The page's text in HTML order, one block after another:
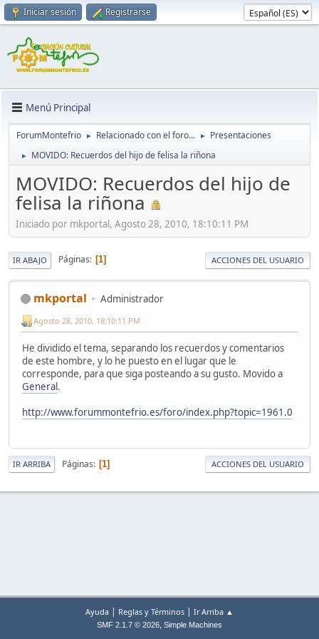
Iniciar sesión Registrarse
Menú Principal
ForumMontefrio ► Relacionado con el foro... ► Presentaciones
► MOVIDO: Recuerdos del hijo de felisa la riñona
MOVIDO: Recuerdos del hijo de
felisa la riñona
Iniciado por mkportal, Agosto 28, 2010, 18:10:11 PM
IR ABAJO Páginas 1 ACCIONES DEL USUARIO
mkportal Administrador
Agosto 28, 2010, 18:10:11 PM
He dividido el tema, separando los recuerdos y comentarios
de este hombre, y lo he puesto en el lugar que le
corresponde, para que siga posteando a su gusto. Movido a
General.
http://www.forummontefrio.es/foro/index.php?topic=1961.0
IR ARRIBA Páginas 1 ACCIONES DEL USUARIO
Ayuda | Reglas y Términos | Ir Arriba ▲
SMF 2.1.7 © 2026, Simple Machines